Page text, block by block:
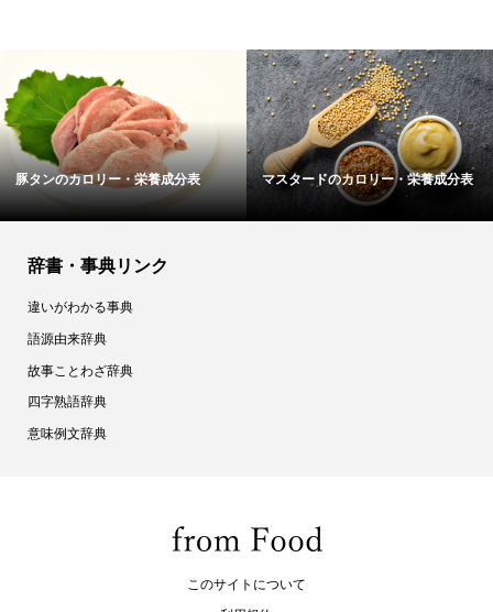
栄養成分表 マスタードのカロリー・栄養成分表 バナナのカロリー
辞書・事典リンク
違いがわかる事典
語源由来辞典
故事ことわざ辞典
四字熟語辞典
意味例文辞典
このサイトについて